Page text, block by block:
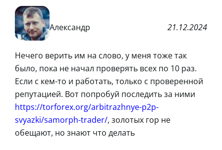
Александр 21.12.2024
Нечего верить им на слово, у меня тоже так
было, пока не начал проверять всех по 10 раз.
Если с кем-то и работать, только с проверенной
репутацией. Вот попробуй последить за ними
https://torforex.org/arbitrazhnye-p2p-
svyazki/samorph-trader/, золотых гор не
обещают, но знают что делать